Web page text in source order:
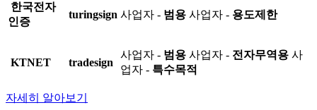
한국전자
인증
turingsign 사업자 - 범용 사업자 - 용도제한
KTNET tradesign
사업자 - 범용 사업자 - 전자무역용 사
업자 - 특수목적
자세히 알아보기